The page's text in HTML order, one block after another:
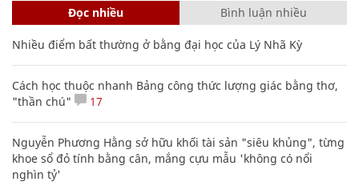
Đọc nhiều Bình luận nhiều
Nhiều điểm bất thường ở bằng đại học của Lý Nhã Kỳ
Cách học thuộc nhanh Bảng công thức lượng giác bằng thơ,
"thần chú"
17
Nguyễn Phương Hằng sở hữu khối tài sản "siêu khủng", từng
khoe sổ đỏ tính bằng cân, mắng cựu mẫu 'không có nổi
nghìn tỷ'